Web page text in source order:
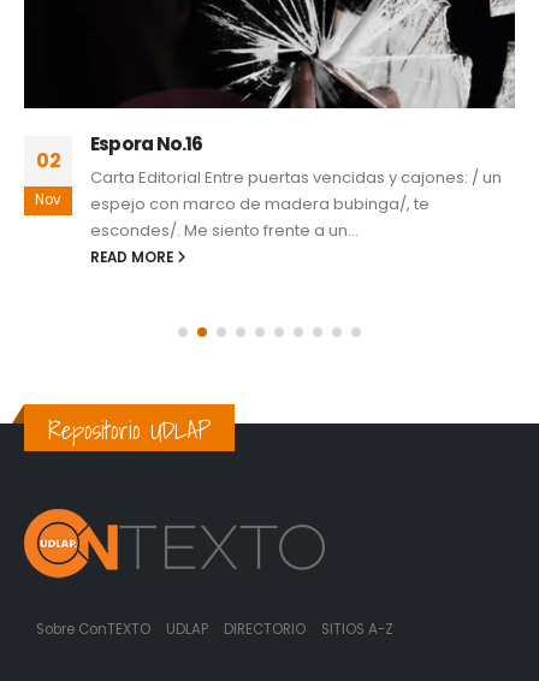
02
Nov
Espora No.16
Carta Editorial Entre puertas vencidas y cajones: / un
espejo con marco de madera bubinga/, te
escondes/. Me siento frente a un...
READ MORE
Repositorio UDLAP
Sobre ConTEXTO UDLAP DIRECTORIO SITIOS A-Z